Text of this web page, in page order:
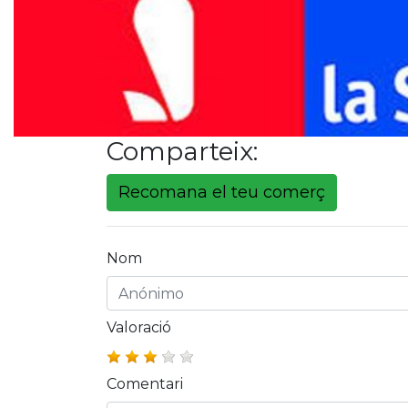
Comparteix:
Recomana el teu comerç
Nom
Valoració
Comentari